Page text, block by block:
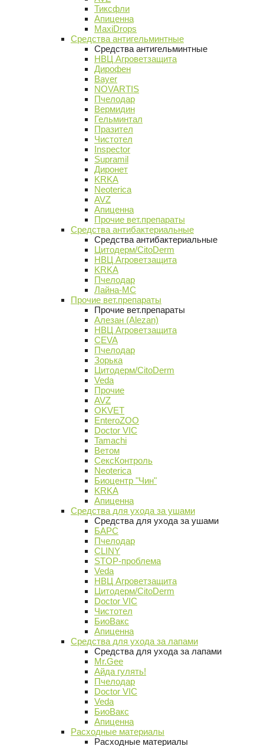
Тиксфли
Апиценна
MaxiDrops
Средства антигельминтные
Средства антигельминтные
НВЦ Агроветзащита
Дирофен
Bayer
NOVARTIS
Пчелодар
Вермидин
Гельминтал
Празител
Чистотел
Inspector
Supramil
Диронет
KRKA
Neoterica
AVZ
Апиценна
Прочие вет.препараты
Средства антибактериальные
Средства антибактериальные
Цитодерм/CitoDerm
НВЦ Агроветзащита
KRKA
Пчелодар
Лайна-МС
Прочие вет.препараты
Прочие вет.препараты
Алезан (Alezan)
НВЦ Агроветзащита
CEVA
Пчелодар
Зорька
Цитодерм/CitoDerm
Veda
Прочие
AVZ
OKVET
EnteroZOO
Doctor VIC
Tamachi
Ветом
СексКонтроль
Neoterica
Биоцентр "Чин"
KRKA
Апиценна
Средства для ухода за ушами
Средства для ухода за ушами
БАРС
Пчелодар
CLINY
STOP-проблема
Veda
НВЦ Агроветзащита
Цитодерм/CitoDerm
Doctor VIC
Чистотел
БиоВакс
Апиценна
Средства для ухода за лапами
Средства для ухода за лапами
Mr.Gee
Айда гулять!
Пчелодар
Doctor VIC
Veda
БиоВакс
Апиценна
Расходные материалы
Расходные материалы